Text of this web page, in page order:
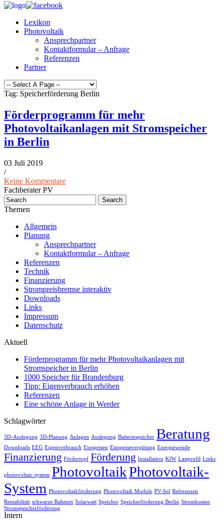
Lexikon
Photovoltaik
Ansprechpartner
Kontaktformular – Anfrage
Referenzen
Partner
Tag: Speicherförderung Berlin
Förderprogramm für mehr
Photovoltaikanlagen mit Stromspeicher
in Berlin
03 Juli 2019
/
Keine Kommentare
Fachberater PV
Themen
Allgemein
Planung
Ansprechpartner
Kontaktformular – Anfrage
Referenzen
Technik
Finanzierung
Strompreisbremse interaktiv
Downloads
Links
Impressum
Datenschutz
Aktuell
Förderprogramm für mehr Photovoltaikanlagen mit
Stromspeicher in Berlin
1000 Speicher für Brandenburg
Tipp: Eigenverbrauch erhöhen
Referenzen
Eine schöne Anlage in Werder
Schlagwörter
3D-Auslegung 3D-Planung Anlagen Auslegung Batteriespeicher Beratung
Downloads EEG Eigenverbrauch Einspeisen Einspeisevergütung Energiewende
Finanzierung Fördertopf Förderung Installation KfW Lastprofil Links
photovoltaic system PhotovoltaikPhotovoltaik-
System Photovoltaikförderung Photovoltaik Module PV-Sol Referenzen
Rentabilität schwarze Rahmen Solarwatt Speicher Speicherförderung Berlin Stromkosten
Stromspeicherförderung
Intern